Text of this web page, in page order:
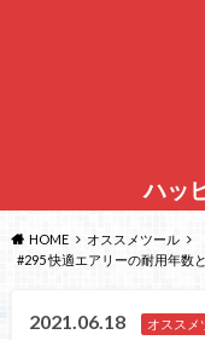
ハッ
HOME
オススメツール
#295 快適エアリーの耐用年数
2021.06.18 オススメ